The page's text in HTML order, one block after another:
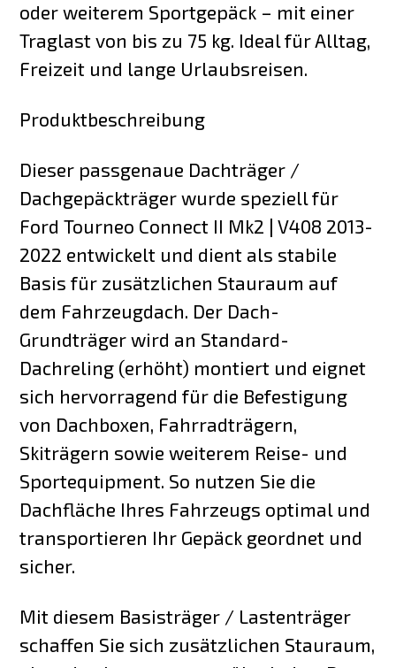
oder weiterem Sportgepäck – mit einer
Traglast von bis zu 75 kg. Ideal für Alltag,
Freizeit und lange Urlaubsreisen.
Produktbeschreibung
Dieser passgenaue Dachträger /
Dachgepäckträger wurde speziell für
Ford Tourneo Connect II Mk2 | V408 2013-
2022 entwickelt und dient als stabile
Basis für zusätzlichen Stauraum auf
dem Fahrzeugdach. Der Dach-
Grundträger wird an Standard-
Dachreling (erhöht) montiert und eignet
sich hervorragend für die Befestigung
von Dachboxen, Fahrradträgern,
Skiträgern sowie weiterem Reise- und
Sportequipment. So nutzen Sie die
Dachfläche Ihres Fahrzeugs optimal und
transportieren Ihr Gepäck geordnet und
sicher.
Mit diesem Basisträger / Lastenträger
schaffen Sie sich zusätzlichen Stauraum,